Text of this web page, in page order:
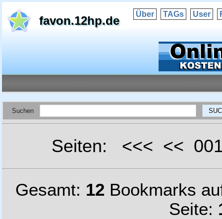
favon.12hp.de Über TAGs User
Suchen
Seiten: <<< <<
Gesamt: 12 Bookmarks
Seite: